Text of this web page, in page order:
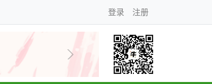
登录 注册
下一张